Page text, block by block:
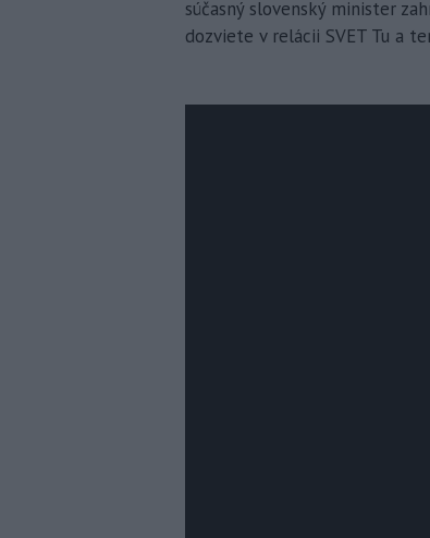
súčasný slovenský minister
dozviete v relácii SVET Tu a